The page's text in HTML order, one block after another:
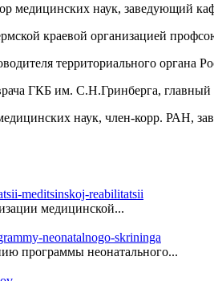
медицинских наук, заведующий
краевой организацией
территориального органа
ГКБ им. С.Н.Гринберга,
наук, член-корр. РАН,
медицинской...
программы неонатального...